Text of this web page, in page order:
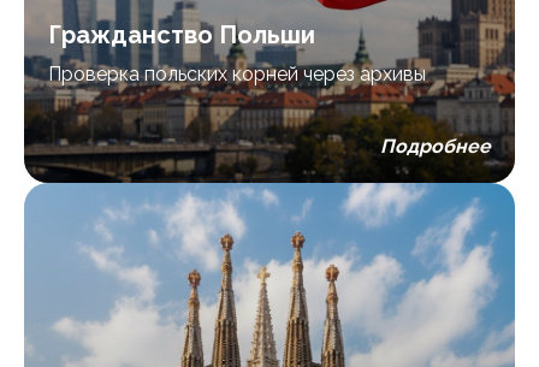
Гражданство Польши
Проверка польских корней через архивы
Подробнее